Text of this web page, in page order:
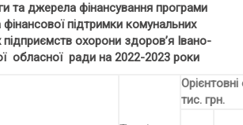
та джерела фінансування програми
фінансової підтримки комунальних
підприємств охорони здоров’я Івано-
обласної ради на 2022-2023 роки
тис. грн.